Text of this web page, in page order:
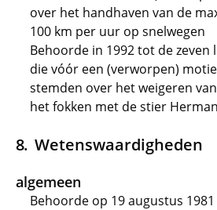
over het handhaven van de
100 km per uur op snelwegen
Behoorde in 1992 tot de zeven
die vóór een (verworpen)
stemden over het weigeren
het fokken met de stier Herman
Wetenswaardigheden
algemeen
Behoorde op 19 augustus